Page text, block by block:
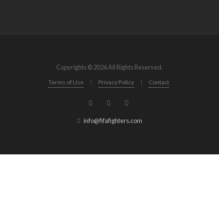
Copyrights © 2026 All Rights Reserved.
Terms of Use | Privacy Policy | Contact
info@fifafighters.com